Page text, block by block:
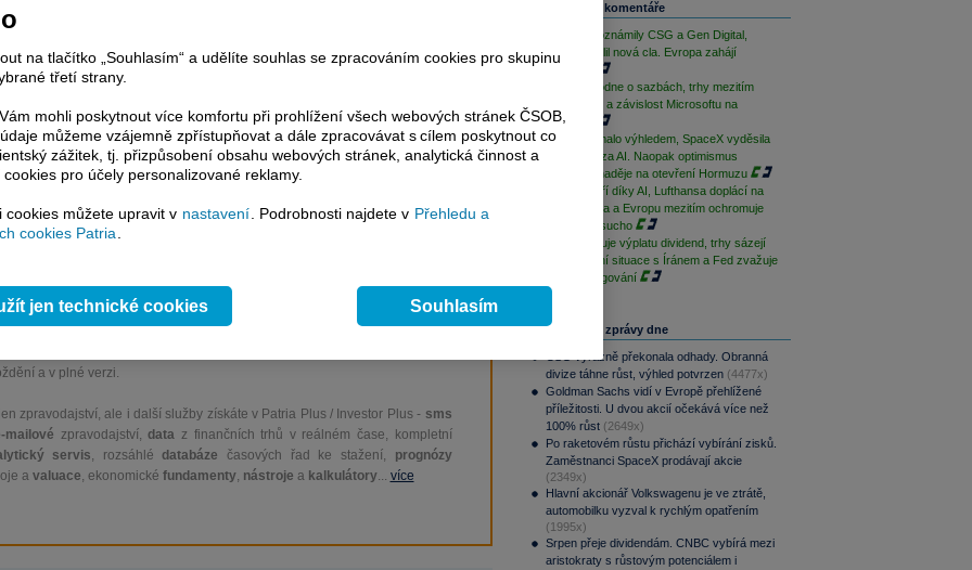
internal calculations, the weight of the Czech Rep. in the CECE Index will
some 2,36 ppt to 18,36% while Poland’s weight should go down by 2,38 ppt to
článku je dostupné jen klientům placených služeb
Plus případně uživatelům platformy Patria Direct. Pokud jste klientem
služeb, potom je nutné se
kekompletnímu zpravodajství
bez jakýchkoliv omezení. Veškeré
a v plné verzi.
zpravodajství, ale i další služby získáte v Patria Plus / Investor Plus - sms
mailové zpravodajství,data z finančních trhů v reálném čase, kompletní
servis, rozsáhlédatabáze časových řad ke stažení,
prognózy
a valuace, ekonomické fundamenty, nástroje a kalkulátory... více
Související komentáře
Výsledky oznámily CSG a Gen Digital,
Trump uvalil nová cla. Evropa zahájí
ČNB rozhodne o sazbách, trhy mezitím
sledují Írán a závislost Microsoftu na
OpenAI
AMD zklamalo výhledem, SpaceX vyděsila
cenovkou za AI. Naopak optimismus
podporují naděje na otevření Hormuzu
Palantir září díky AI, Lufthansa doplácí na
drahá paliva a Evropu mezitím ochromuje
historické sucho
ČEZ zahajuje výplatu dividend, trhy sázejí
na uklidnění situace s Íránem a Fed zvažuje
změnu fungování
Nejčtenější zprávy dne
CSG výrazně překonala odhady. Obranná
divize táhne růst, výhled potvrzen (4477x)
Goldman Sachs vidí v Evropě přehlížené
příležitosti. U dvou akcií očekává více než
100% růst (2649x)
Po raketovém růstu přichází vybírání zisků.
Zaměstnanci SpaceX prodávají akcie
(2349x)
Hlavní akcionář Volkswagenu je ve ztrátě,
automobilku vyzval k rychlým opatřením
(1995x)
Srpen přeje dividendám. CNBC vybírá mezi
aristokraty s růstovým potenciálem i
na tlačítko „Souhlasím“ a udělíte souhlas se zpracováním cookies pro skupinu
třetí strany.
mohli poskytnout více komfortu při prohlížení všech webových stránek ČSOB,
můžeme vzájemně zpřístupňovat a dále zpracovávat s cílem poskytnout co
zážitek, tj. přizpůsobení obsahu webových stránek, analytická činnost a
pro účely personalizované reklamy.
cookies můžete upravit v nastavení . Podrobnosti najdete v Přehledu a
cookies Patria
jen technické cookies Souhlasím